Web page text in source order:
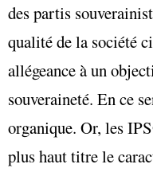
des partis
qualité de la société
allégeance à un
souveraineté. En ce
organique. Or, les
plus haut titre le